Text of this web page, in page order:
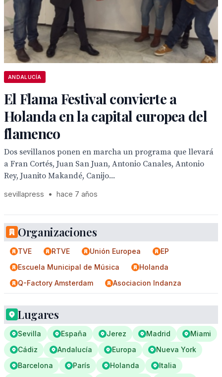
ANDALUCÍA
El Flama Festival convierte a
Holanda en la capital europea del
flamenco
Dos sevillanos ponen en marcha un programa que llevará
a Fran Cortés, Juan San Juan, Antonio Canales, Antonio
Rey, Juanito Makandé, Canijo...
sevillapress • hace 7 años
Organizaciones
TVE RTVE Unión Europea
EP
Escuela Municipal de Música
Holanda
Q-Factory Amsterdam
Asociacion Indanza
Lugares
Sevilla España Jerez Madrid
Miami
Cádiz
Andalucía Europa
Nueva York
Barcelona
París Holanda Italia